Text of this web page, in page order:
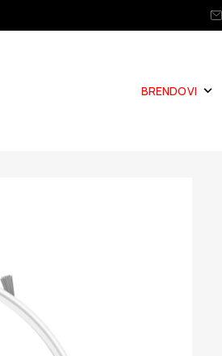
BRENDOVI